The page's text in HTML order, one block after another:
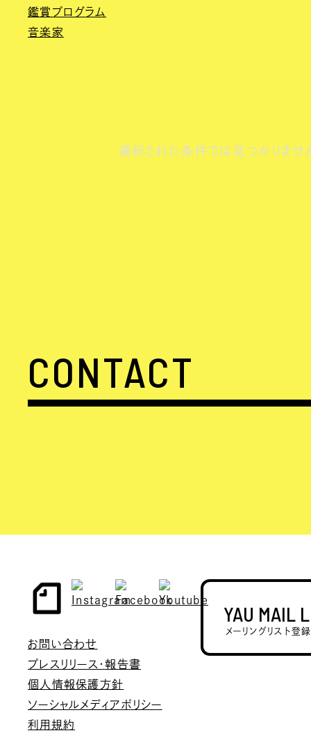
鑑賞プログラム
音楽家
選択された条件では見つかりませ
CONTACT
YAU MAIL
メーリングリスト登
お問い合わせ
プレスリリース・報告書
個人情報保護方針
ソーシャルメディアポリシー
利用規約